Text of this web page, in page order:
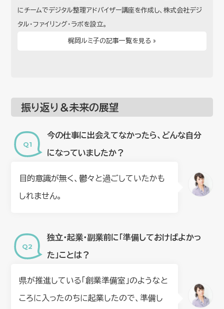
にチームでデジタル整理アドバイザー講座を作成し、株式会社デジ
タル・ファイリング・ラボを設立。
梶岡ルミ子の記事一覧を見る »
振り返り＆未来の展望
今の仕事に出会えてなかったら、どんな自分
になっていましたか？
目的意識が無く、鬱々と過ごしていたかも
しれません。
独⽴・起業・副業前に「準備しておけばよかっ
た」ことは？
県が推進している「創業準備室」のようなと
ころに入ったのちに起業したので、準備し